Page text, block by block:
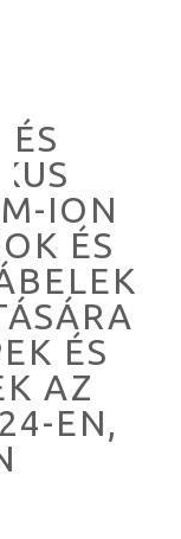
ION
ÉS
ÉS
AZ
EN,